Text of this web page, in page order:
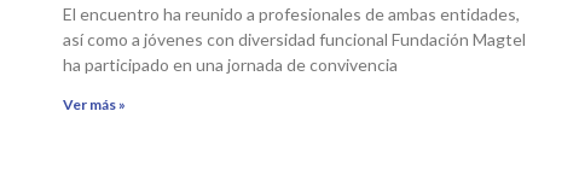
El encuentro ha reunido a profesionales de ambas entidades,
así como a jóvenes con diversidad funcional Fundación Magtel
ha participado en una jornada de convivencia
Ver más »